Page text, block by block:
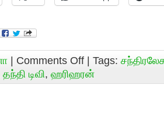
| Comments Off | Tags:
தந்தி டிவி, ஹரிஹரன்